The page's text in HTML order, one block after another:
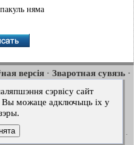
няма
версія · Зваротная сувязь ·
Aveo2012-2018·
·Lacetti
Tahoe
· ·
сэрвісу сайт
Вы можаце адключыць іх у